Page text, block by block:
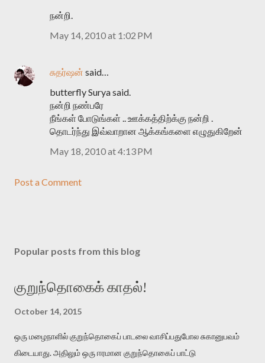
நன்றி.
May 14, 2010 at 1:02 PM
சுதர்ஷன் said…
butterfly Surya said.
நன்றி நண்பரே
நீங்கள் போடுங்கள் .. ஊக்கத்திற்க்கு நன்றி .
தொடர்ந்து இவ்வாறான ஆக்கங்களை எழுதுகிறேன்
May 18, 2010 at 4:13 PM
Post a Comment
Popular posts from this blog
குறுந்தொகைக் காதல்!
October 14, 2015
ஒரு மழைநாளில் குறுந்தொகைப் பாடலை வாசிப்பதுபோல சுகானுபவம்
கிடையாது. அதிலும் ஒரு ஈரமான குறுந்தொகைப் பாட்டு